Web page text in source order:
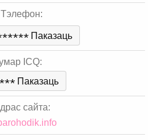
Тэлефон:
***** Паказаць
ICQ:
*** Паказаць
сайта: